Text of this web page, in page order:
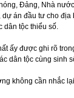
Đảng, Nhà
án đầu tư cho địa
dân tộc thiểu số.
ấy được ghi rõ
dân tộc cùng sinh
không cần nhắc